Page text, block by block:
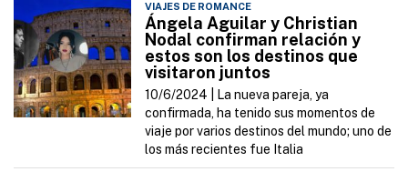
VIAJES DE ROMANCE
Ángela Aguilar y Christian
Nodal confirman relación y
estos son los destinos que
visitaron juntos
10/6/2024 |
La nueva pareja, ya
confirmada, ha tenido sus momentos de
viaje por varios destinos del mundo; uno de
los más recientes fue Italia